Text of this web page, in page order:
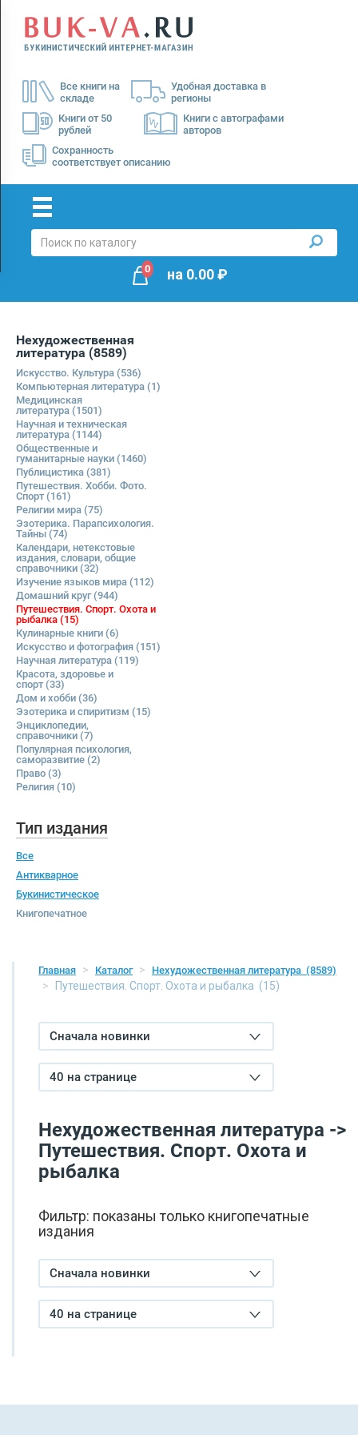
Все книги на
складе
Удобная доставка в
регионы
Книги от 50
рублей
Книги с автографами
авторов
Сохранность
соответствует описанию
Menu
Доставка
Оплата
0 на 0.00₽
Нехудожественная
литература (8589)
Искусство. Культура (536)
Компьютерная литература (1)
Медицинская
литература (1501)
Научная и техническая
литература (1144)
Общественные и
гуманитарные науки (1460)
Публицистика (381)
Путешествия. Хобби. Фото.
Спорт(161)
Религии мира (75)
Эзотерика. Парапсихология.
Тайны (74)
Календари, нетекстовые
издания, словари, общие
справочники (32)
Изучение языков мира (112)
Домашний круг(944)
Путешествия. Спорт. Охота и
рыбалка (15)
Кулинарные книги (6)
Искусство и фотография (151)
Научная литература (119)
Красота, здоровье и
спорт(33)
Дом и хобби (36)
Эзотерика и спиритизм (15)
Энциклопедии,
справочники (7)
Популярная психология,
саморазвитие (2)
Право (3)
Религия (10)
Тип издания
Все
Антикварное
Букинистическое
Книгопечатное
Главная Каталог Нехудожественная литература (8589)
Путешествия. Спорт. Охота и рыбалка (15)
Сначала новинки
40 на странице
Нехудожественная литература ->
Путешествия. Спорт. Охота и
рыбалка
Фильтр: показаны только книгопечатные
издания
Сначала новинки
40 на странице